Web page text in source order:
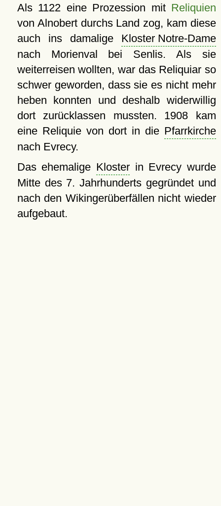
Als 1122 eine Prozession mit Reliquien
von Alnobert durchs Land zog, kam diese
auch ins damalige Kloster Notre-Dame
nach Morienval bei Senlis. Als sie
weiterreisen wollten, war das Reliquiar so
schwer geworden, dass sie es nicht mehr
heben konnten und deshalb widerwillig
dort zurücklassen mussten. 1908 kam
eine Reliquie von dort in die Pfarrkirche
nach Evrecy.
Das ehemalige Kloster in Evrecy wurde
Mitte des 7. Jahrhunderts gegründet und
nach den Wikingerüberfällen nicht wieder
aufgebaut.